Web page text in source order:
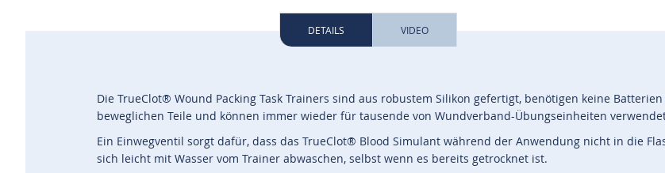
DETAILS
Die TrueClot® Wound Packing Task Trainers sind aus robustem Silikon gefertigt, benötigen keine
beweglichen Teile und können immer wieder für tausende von Wundverband-Übungseinheiten
Ein Einwegventil sorgt dafür, dass das TrueClot® Blood Simulant während der Anwendung nicht in die
sich leicht mit Wasser vom Trainer abwaschen, selbst wenn es bereits getrocknet ist.
VIDEO